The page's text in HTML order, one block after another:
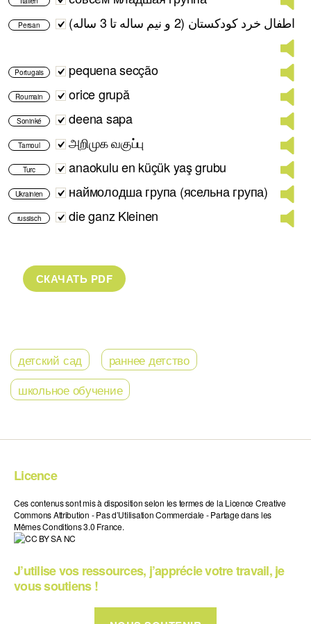
Persan اطفال خرد کودکستان (2 و نیم ساله تا 3 ساله)
Portugais pequena secção
Roumain orice grupă
Soninké deena sapa
Tamoul அறிமுக வகுப்பு
Turc anaokulu en küçük yaş grubu
Ukrainien наймолодша група (ясельна група)
russisch die ganz Kleinen
детский сад
раннее детство
школьное обучение
Licence
Ces contenus sont mis à disposition selon les termes de la Licence Creative
Commons Attribution - Pas d’Utilisation Commerciale - Partage dans les
Mêmes Conditions 3.0 France.
J’utilise vos ressources, j’apprécie votre travail, je
vous soutiens !